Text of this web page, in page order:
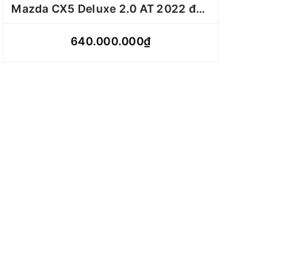
Mazda CX5 Deluxe 2.0 AT 2022 đỏ pha lê
640.000.000₫
CHI TIẾT